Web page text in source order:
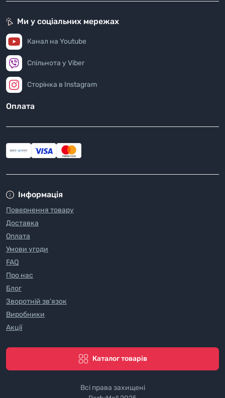
Інформація
Повернення товару
Доставка
Оплата
Умови угоди
FAQ
Про нас
Блог
Зворотній зв’язок
Виробники
Акції
Каталог товарів
Ми у соціальних мережах
Канал на Youtube
Спільнота у Viber
Сторінка в Instagram
Оплата
Всі права захищені